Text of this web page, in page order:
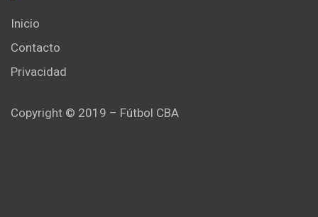
Inicio
Contacto
Privacidad
Copyright © 2019 – Fútbol CBA